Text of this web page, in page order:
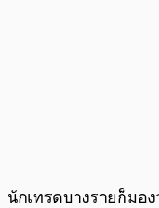
นักเทรดบางรายก็มอ